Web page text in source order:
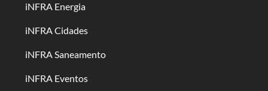
iNFRA Energia
iNFRA Cidades
iNFRA Saneamento
iNFRA Eventos